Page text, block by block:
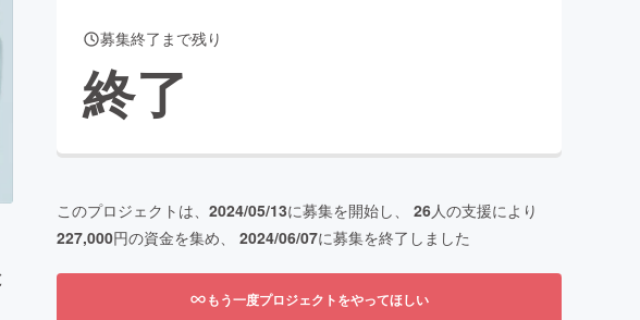
Creation
募集終了まで残り
終了
このプロジェクトは、 2024/05/13に募集を開始し、 26人の支援により
227,000円の資金を集め、 2024/06/07に募集を終了しました
もう一度プロジェクトをやってほしい